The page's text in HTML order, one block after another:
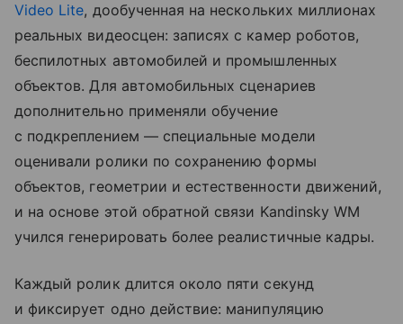
Video Lite, дообученная на нескольких миллионах
реальных видеосцен: записях с камер роботов,
беспилотных автомобилей и промышленных
объектов. Для автомобильных сценариев
дополнительно применяли обучение
с подкреплением — специальные модели
оценивали ролики по сохранению формы
объектов, геометрии и естественности движений,
и на основе этой обратной связи Kandinsky WM
учился генерировать более реалистичные кадры.
Каждый ролик длится около пяти секунд
и фиксирует одно действие: манипуляцию